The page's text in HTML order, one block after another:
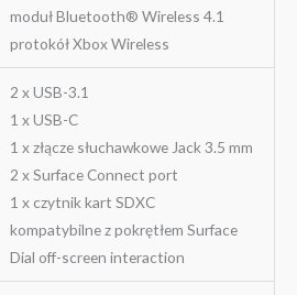
moduł Bluetooth® Wireless 4.1
protokół Xbox Wireless
2 x USB-3.1
1 x USB-C
1 x złącze słuchawkowe Jack 3.5 mm
2 x Surface Connect port
1 x czytnik kart SDXC
kompatybilne z pokrętłem Surface
Dial off-screen interaction